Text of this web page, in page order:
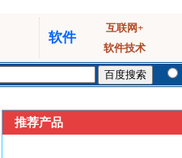
软件
互联网+
软件技术
推荐产品